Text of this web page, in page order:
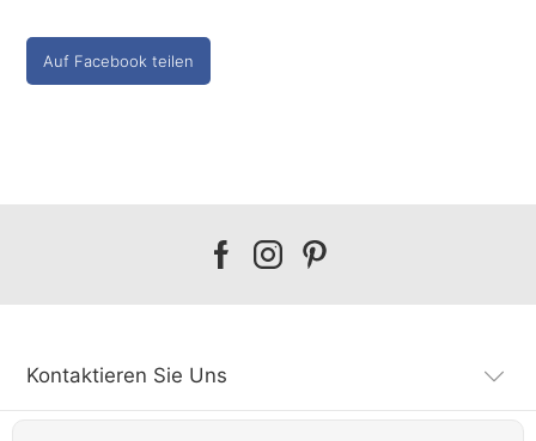
Auf Facebook teilen
Our
Our
Our
Kontaktieren Sie Uns